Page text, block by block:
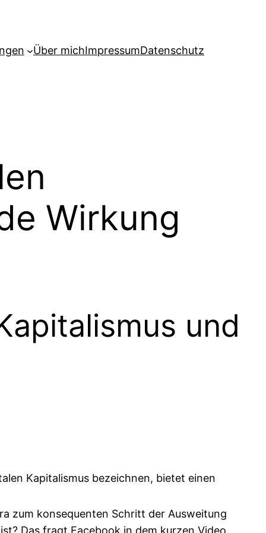
Über michImpressumDatenschutz
Wirkung
und
Kapitalismus bezeichnen, bietet einen
zum konsequenten Schritt der Ausweitung
Das fragt Facebook in dem kurzen Video,